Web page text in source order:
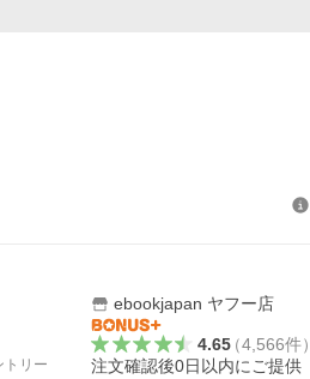
トリー
ebookjapan ヤフー店
4.65（4,566件）
注文確認後0日以内にご提供